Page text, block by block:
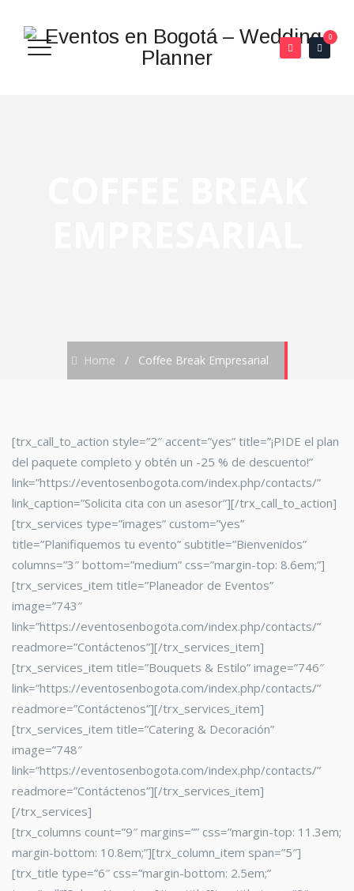
0
Home / Coffee Break Empresarial
[trx_call_to_action style=”2″ accent=”yes” title=”¡PIDE el plan
del paquete completo y obtén un -25 % de descuento!”
link=”https://eventosenbogota.com/index.php/contacts/”
link_caption=”Solicita cita con un asesor”][/trx_call_to_action]
[trx_services type=”images” custom=”yes”
title=”Planifiquemos tu evento” subtitle=”Bienvenidos”
columns=”3″ bottom=”medium” css=”margin-top: 8.6em;”]
[trx_services_item title=”Planeador de Eventos”
image=”743″
link=”https://eventosenbogota.com/index.php/contacts/”
readmore=”Contáctenos”][/trx_services_item]
[trx_services_item title=”Bouquets & Estilo” image=”746″
link=”https://eventosenbogota.com/index.php/contacts/”
readmore=”Contáctenos”][/trx_services_item]
[trx_services_item title=”Catering & Decoración”
image=”748″
link=”https://eventosenbogota.com/index.php/contacts/”
readmore=”Contáctenos”][/trx_services_item]
[/trx_services]
[trx_columns count=”9″ margins=”” css=”margin-top: 11.3em;
margin-bottom: 10.8em;”][trx_column_item span=”5″]
[trx_title type=”6″ css=”margin-bottom: 2.5em;”